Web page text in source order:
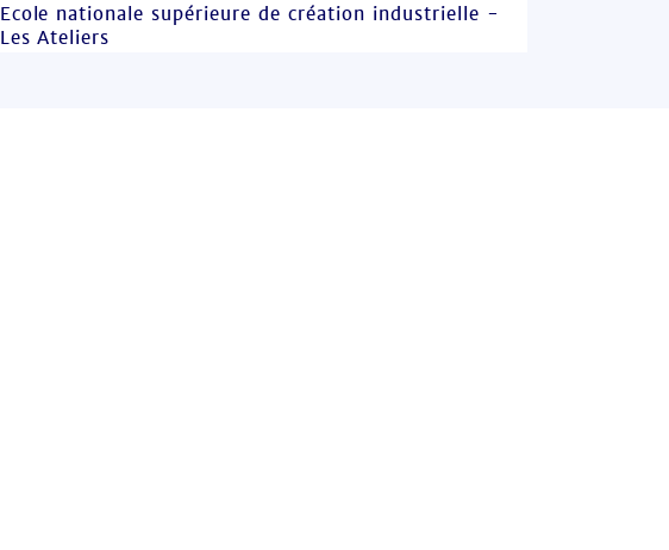
Ecole nationale supérieure de création industrielle -
Les Ateliers